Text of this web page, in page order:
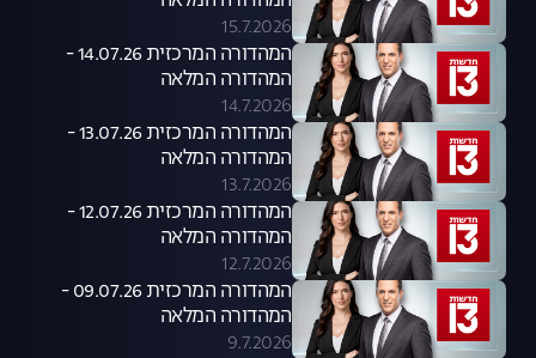
15.7.2026
המהדורה המרכזית 14.07.26 -
המהדורה המלאה
14.7.2026
המהדורה המרכזית 13.07.26 -
המהדורה המלאה
13.7.2026
המהדורה המרכזית 12.07.26 -
המהדורה המלאה
12.7.2026
המהדורה המרכזית 09.07.26 -
המהדורה המלאה
9.7.2026